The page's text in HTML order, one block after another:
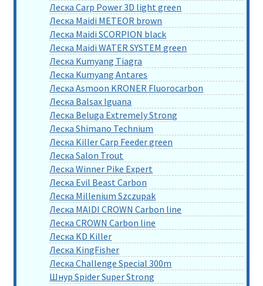
Леска Carp Power 3D light green
Леска Maidi METEOR brown
Леска Maidi SCORPION black
Леска Maidi WATER SYSTEM green
Леска Kumyang Tiagra
Леска Kumyang Antares
Леска Asmoon KRONER Fluorocarbon
Леска Balsax Iguana
Леска Beluga Extremely Strong
Леска Shimano Technium
Леска Killer Carp Feeder green
Леска Salon Trout
Леска Winner Pike Expert
Леска Evil Beast Carbon
Леска Millenium Szczupak
Леска MAIDI CROWN Carbon line
Леска CROWN Carbon line
Леска KD Killer
Леска KingFisher
Леска Challenge Special 300m
Шнур Spider Super Strong